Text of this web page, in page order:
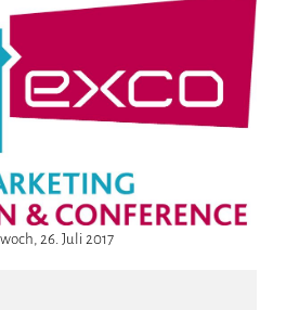
26. Juli 2017